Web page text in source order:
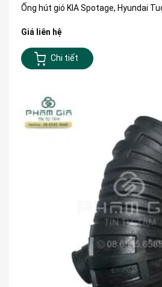
Ống hút gió KIA Spotage, Hyundai
Giá liên hệ
Chi tiết